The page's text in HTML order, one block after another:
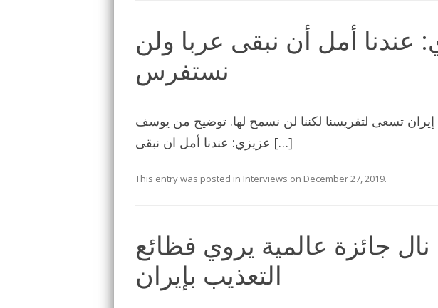
أمل أن نبقى عربا ولن
نستفرس
إيران تسعى لتفريسنا لكننا لن نسمح لها. توضيح من يوسف
عزيزي: عندنا أمل ان نبقى […]
This entry was posted in Interviews on December 27, 2019.
جائزة عالمية يروي فظائع
التعذيب بإيران